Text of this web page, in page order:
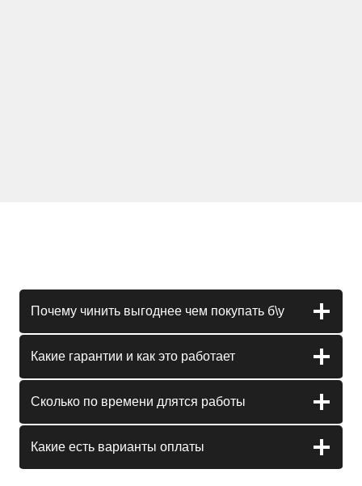
Почему чинить выгоднее чем покупать б\у
Какие гарантии и как это работает
Сколько по времени длятся работы
Какие есть варианты оплаты